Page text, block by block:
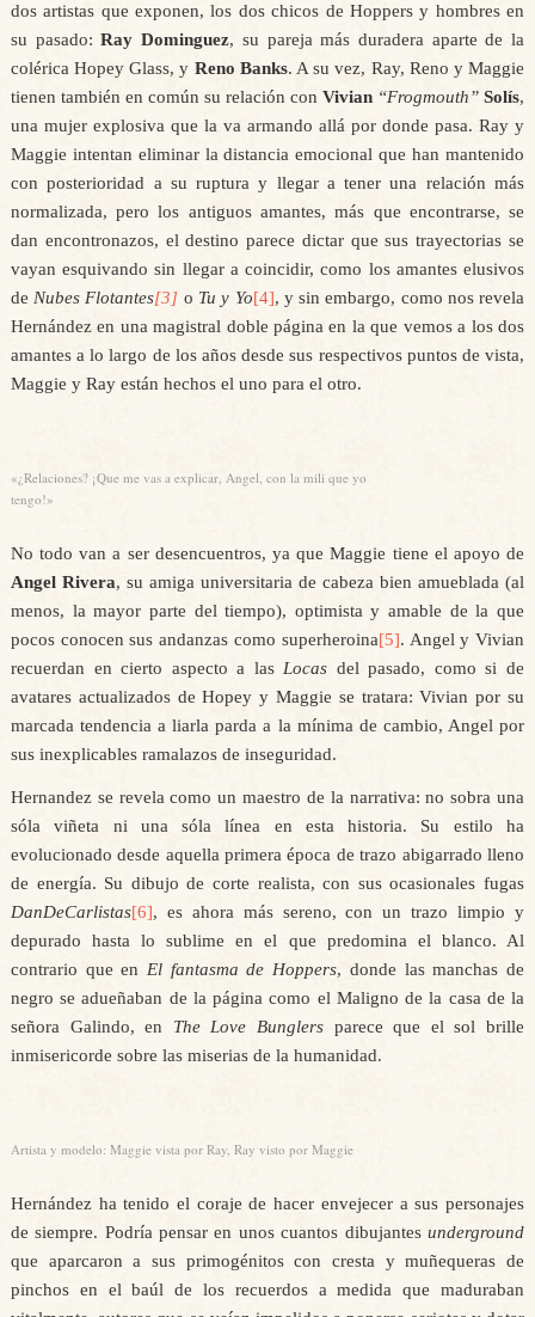
dos artistas que exponen, los dos chicos de Hoppers y hombres en
su pasado:Ray Dominguez, su pareja más duradera aparte de la
colérica Hopey Glass, y Reno Banks. A su vez, Ray, Reno y Maggie
tienen también en común su relación conVivian “Frogmouth” Solís,
una mujer explosiva que la va armando allá por donde pasa. Ray y
Maggie intentan eliminar la distancia emocional que han mantenido
con posterioridad a su ruptura y llegar a tener una relación más
normalizada, pero los antiguos amantes, más que encontrarse, se
dan encontronazos, el destino parece dictar que sus trayectorias se
vayan esquivando sin llegar a coincidir, como los amantes elusivos
de Nubes Flotantes[3] o Tu y Yo[4], y sin embargo, como nos revela
Hernández en una magistral doble página en la que vemos a los dos
amantes a lo largo de los años desde sus respectivos puntos de vista,
Maggie y Ray están hechos el uno para el otro.
«¿Relaciones? ¡Que me vas a explicar, Angel, con la mili que yo
tengo!»
No todo van a ser desencuentros, ya que Maggie tiene el apoyo de
Angel Rivera, su amiga universitaria de cabeza bien amueblada (al
menos, la mayor parte del tiempo), optimista y amable de la que
pocos conocen sus andanzas como superheroina[5]. Angel y Vivian
recuerdan en cierto aspecto a las Locas del pasado, como si de
avatares actualizados de Hopey y Maggie se tratara: Vivian por su
marcada tendencia a liarla parda a la mínima de cambio, Angel por
sus inexplicables ramalazos de inseguridad.
Hernandez se revela como un maestro de la narrativa: no sobra una
sóla viñeta ni una sóla línea en esta historia. Su estilo ha
evolucionado desde aquella primera época de trazo abigarrado lleno
de energía. Su dibujo de corte realista, con sus ocasionales fugas
DanDeCarlistas[6], es ahora más sereno, con un trazo limpio y
depurado hasta lo sublime en el que predomina el blanco. Al
contrario que en El fantasma de Hoppers, donde las manchas de
negro se adueñaban de la página como el Maligno de la casa de la
señora Galindo, en The Love Bunglers parece que el sol brille
inmisericorde sobre las miserias de la humanidad.
Artista y modelo: Maggie vista por Ray, Ray visto por Maggie
Hernández ha tenido el coraje de hacer envejecer a sus personajes
de siempre. Podría pensar en unos cuantos dibujantesunderground
que aparcaron a sus primogénitos con cresta y muñequeras de
pinchos en el baúl de los recuerdos a medida que maduraban